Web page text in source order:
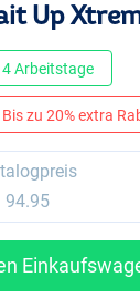
Up
Arbeitstage
zu 20% extra
94.95